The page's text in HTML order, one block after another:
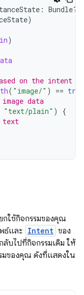
: Bundle?)
)
)
on the intent
( "image/" ) == true
data
"text/plain" )
{
text
กใช้กิจกรรมของคุณ
ธ์และ Intent ของ
ลับไปที่กิจกรรมเดิม ให้
มของคุณ ดังที่แสดงใน